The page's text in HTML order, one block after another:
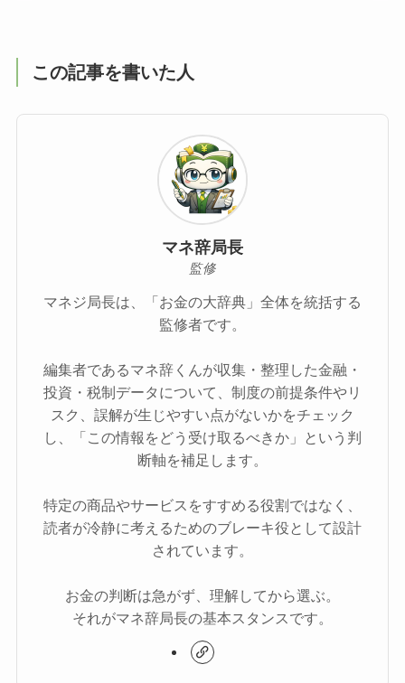
この記事を書いた人
マネ辞局長
監修
マネジ局長は、「お金の大辞典」全体を統括する
監修者です。
編集者であるマネ辞くんが収集・整理した金融・
投資・税制データについて、制度の前提条件やリ
スク、誤解が生じやすい点がないかをチェック
し、「この情報をどう受け取るべきか」という判
断軸を補足します。
特定の商品やサービスをすすめる役割ではなく、
読者が冷静に考えるためのブレーキ役として設計
されています。
お金の判断は急がず、理解してから選ぶ。
それがマネ辞局長の基本スタンスです。